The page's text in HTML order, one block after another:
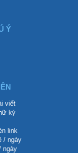
Ý
viết
ký
link
/ ngày
ngày